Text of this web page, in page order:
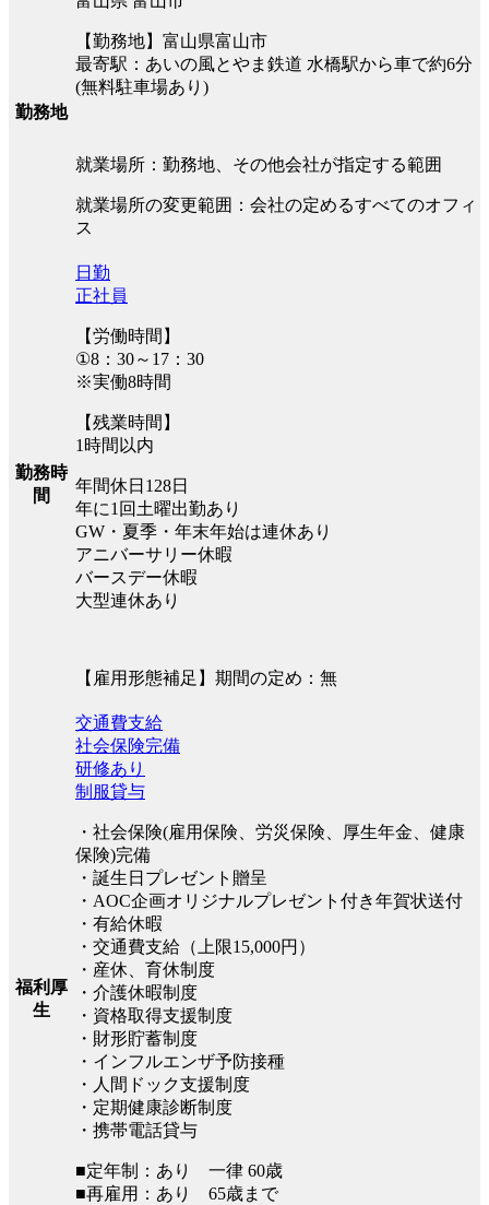
勤務地
【勤務地】富山県富山市
最寄駅：あいの風とやま鉄道 水橋駅から車で約6分
(無料駐車場あり)
就業場所：勤務地、その他会社が指定する範囲
就業場所の変更範囲：会社の定めるすべてのオフィ
ス
勤務時
間
日勤
正社員
【労働時間】
①8：30～17：30
※実働8時間
【残業時間】
1時間以内
年間休日128日
年に1回土曜出勤あり
GW・夏季・年末年始は連休あり
アニバーサリー休暇
バースデー休暇
大型連休あり
【雇用形態補足】期間の定め：無
福利厚
生
交通費支給
社会保険完備
研修あり
制服貸与
・社会保険(雇用保険、労災保険、厚生年金、健康
保険)完備
・誕生日プレゼント贈呈
・AOC企画オリジナルプレゼント付き年賀状送付
・有給休暇
・交通費支給（上限15,000円）
・産休、育休制度
・介護休暇制度
・資格取得支援制度
・財形貯蓄制度
・インフルエンザ予防接種
・人間ドック支援制度
・定期健康診断制度
・携帯電話貸与
■定年制：あり 一律 60歳
■再雇用：あり 65歳まで